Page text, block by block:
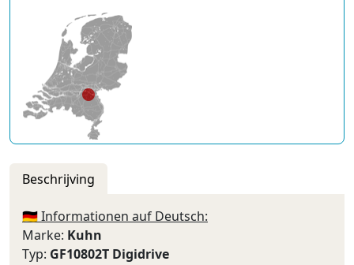
Beschrijving
🇩🇪 Informationen auf Deutsch:
Marke: Kuhn
Typ: GF10802T Digidrive